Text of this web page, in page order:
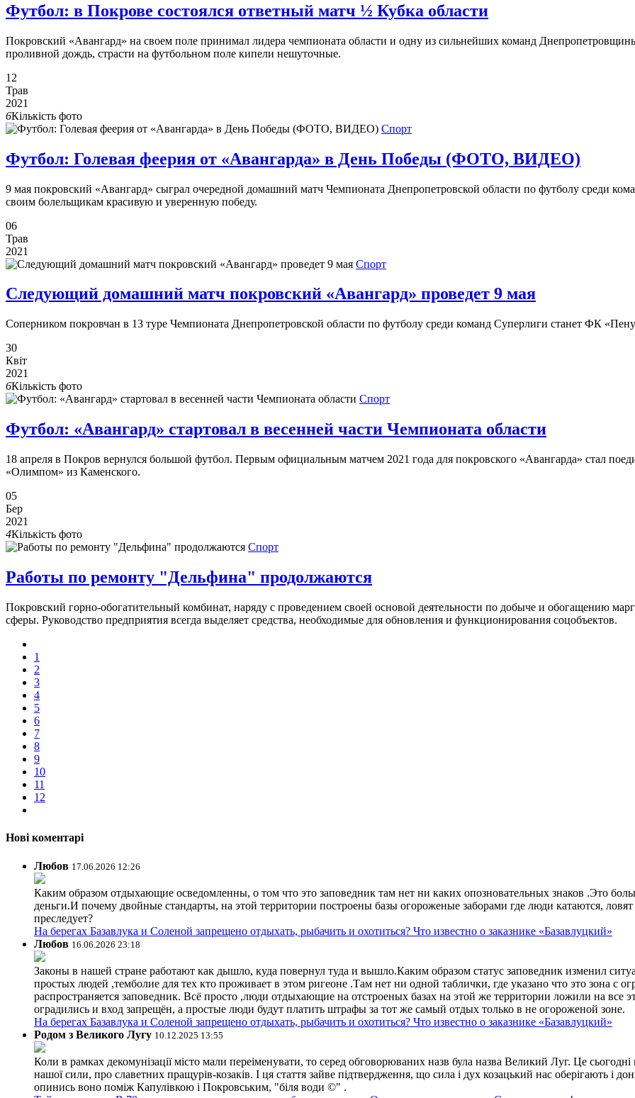
Футбол: в Покрове состоялся ответный матч ½ Кубка области
Покровский «Авангард» на своем поле принимал лидера чемпионата области и одну из сильнейших команд
проливной дождь, страсти на футбольном поле кипели нешуточные.
12
Трав
2021
6Кількість фото
Спорт
Футбол: Голевая феерия от «Авангарда» в День Победы (ФОТО, ВИДЕО)
9 мая покровский «Авангард» сыграл очередной домашний матч Чемпионата Днепропетровской области по футболу среди
своим болельщикам красивую и уверенную победу.
06
Трав
2021
Спорт
Следующий домашний матч покровский «Авангард» проведет 9 мая
Соперником покровчан в 13 туре Чемпионата Днепропетровской области по футболу среди команд Суперлиги станет ФК
30
Квіт
2021
6Кількість фото
Спорт
Футбол: «Авангард» стартовал в весенней части Чемпионата области
18 апреля в Покров вернулся большой футбол. Первым официальным матчем 2021 года для покровского «Авангарда» стал
«Олимпом» из Каменского.
05
Бер
2021
4Кількість фото
Спорт
Работы по ремонту "Дельфина" продолжаются
Покровский горно-обогатительный комбинат, наряду с проведением своей основой деятельности по добыче и обогащению
сферы. Руководство предприятия всегда выделяет средства, необходимые для обновления и функционирования соцобъектов.
1
2
3
4
5
6
7
8
9
10
11
12
Нові коментарі
Любов 17.06.2026 12:26
Каким образом отдыхающие осведомленны, о том что это заповедник там нет ни каких опозновательных знаков .Это
деньги.И почему двойные стандарты, на этой территории построены базы огороженые заборами где люди катаются,
преследует?
На берегах Базавлука и Соленой запрещено отдыхать, рыбачить и охотиться? Что известно о заказнике «Базавлуцкий»
Любов 16.06.2026 23:18
Законы в нашей стране работают как дышло, куда повернул туда и вышло.Каким образом статус заповедник изменил
простых людей ,темболие для тех кто проживает в этом ригеоне .Там нет ни одной таблички, где указано что это зона с
распространяется заповедник. Всё просто ,люди отдыхающие на отстроеных базах на этой же территории ложили на все
оградились и вход запрещён, а простые люди будут платить штрафы за тот же самый отдых только в не огороженой зоне.
На берегах Базавлука и Соленой запрещено отдыхать, рыбачить и охотиться? Что известно о заказнике «Базавлуцкий»
Родом з Великого Лугу 10.12.2025 13:55
Коли в рамках декомунізації місто мали переіменувати, то серед обговорюваних назв була назва Великий Луг. Це
нашої сили, про славетних пращурів-козаків. І ця стаття зайве підтвердження, що сила і дух козацький нас оберігають і
опинись воно поміж Капулівкою і Покровським, "біля води ©" .